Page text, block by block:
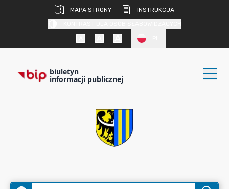
MAPA STRONY
INSTRUKCJA
biuletyn
informacji publicznej